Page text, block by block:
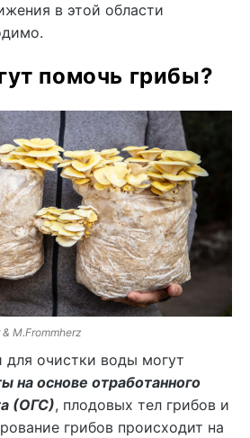
в этой области
помочь грибы?
M.Frommherz
очистки воды могут
на основе отработанного
(ОГС), плодовых тел грибов и
грибов происходит на